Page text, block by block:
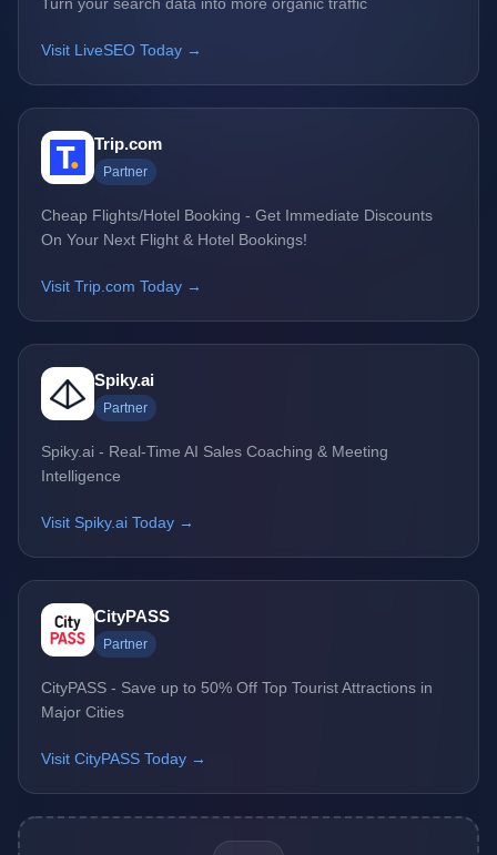
Visit LiveSEO Today →
Trip.com
Partner
Cheap Flights/Hotel Booking - Get Immediate Discounts
On Your Next Flight & Hotel Bookings!
Visit Trip.com Today →
Spiky.ai
Partner
Spiky.ai - Real-Time AI Sales Coaching & Meeting
Intelligence
Visit Spiky.ai Today →
CityPASS
Partner
CityPASS - Save up to 50% Off Top Tourist Attractions in
Major Cities
Visit CityPASS Today →